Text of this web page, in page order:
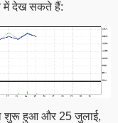
में देख सकते हैं:
शुरू हुआ और 25 जुलाई,